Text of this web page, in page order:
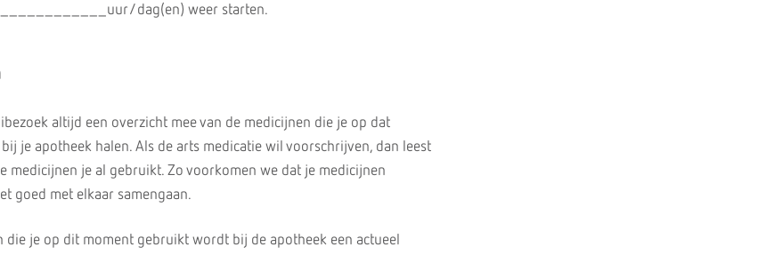
dag(en) weer starten.
altijd een overzicht mee van de medicijnen die je op dat
je apotheek halen. Als de arts medicatie wil voorschrijven, dan leest
medicijnen je al gebruikt. Zo voorkomen we dat je medicijnen
goed met elkaar samengaan.
die je op dit moment gebruikt wordt bij de apotheek een actueel